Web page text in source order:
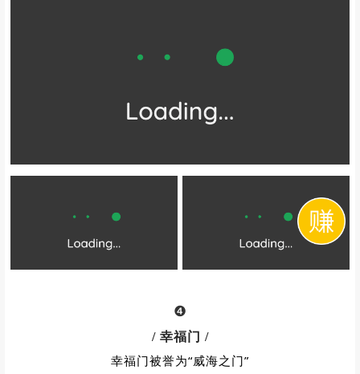
❹
/ 幸福门 /
幸福门被誉为“威海之门”